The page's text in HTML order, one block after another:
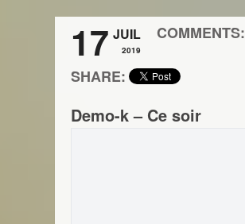
17 JUIL
2019
COMMENTS:
SHARE:
Demo-k – Ce soir